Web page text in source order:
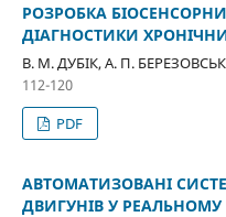
РОЗРОБКА
ДІАГНОСТИКИ
В. М. ДУБІК, А. П.
112-120
PDF
АВТОМАТИЗОВАНІ
ДВИГУНІВ У РЕАЛЬНОМУ